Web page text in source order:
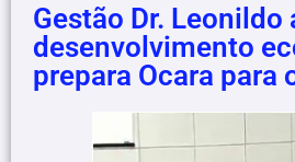
Gestão Dr. Leonildo
desenvolvimento
prepara Ocara para